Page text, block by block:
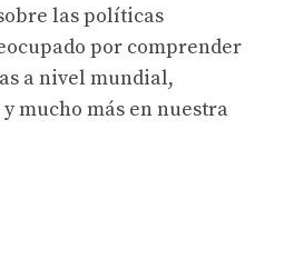
las políticas
por comprender
a nivel mundial,
mucho más en nuestra